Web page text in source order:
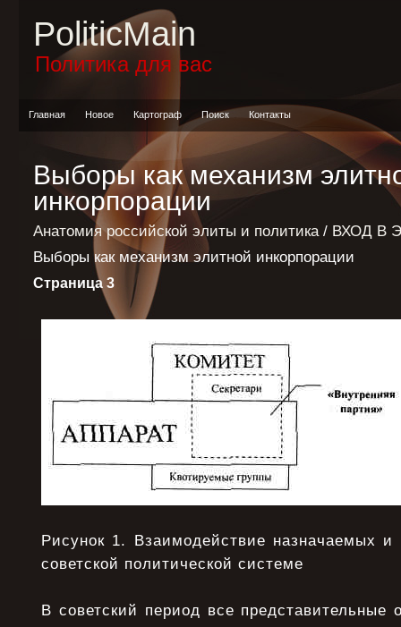
PoliticMain
Политика для вас
Главная Новое Картограф Поиск Контакты
Выборы как механизм
инкорпорации
Анатомия российской элиты и политика/ ВХОД В
Выборы как механизм элитной инкорпорации
Страница 3
Рисунок 1. Взаимодействие назначаемых и
советской политической системе
В советский период все представительные